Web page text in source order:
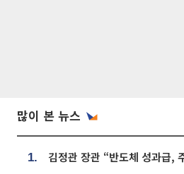
많이 본 뉴스
1.